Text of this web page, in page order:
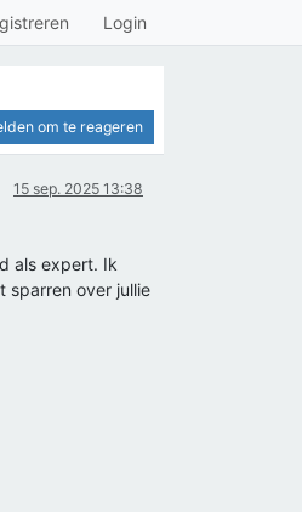
Login
om te reageren
15 sep. 2025 13:38
als expert. Ik
sparren over jullie